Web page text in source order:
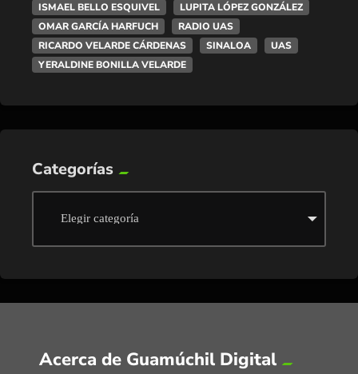
ISMAEL BELLO ESQUIVEL
LUPITA LÓPEZ GONZÁLEZ
OMAR GARCÍA HARFUCH
RADIO UAS
RICARDO VELARDE CÁRDENAS
SINALOA
UAS
YERALDINE BONILLA VELARDE
Categorías
Acerca de Guamúchil Digital